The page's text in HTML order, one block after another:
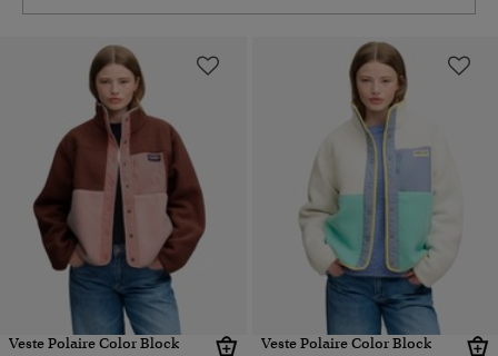
Veste Polaire Color Block Veste Polaire Color Block